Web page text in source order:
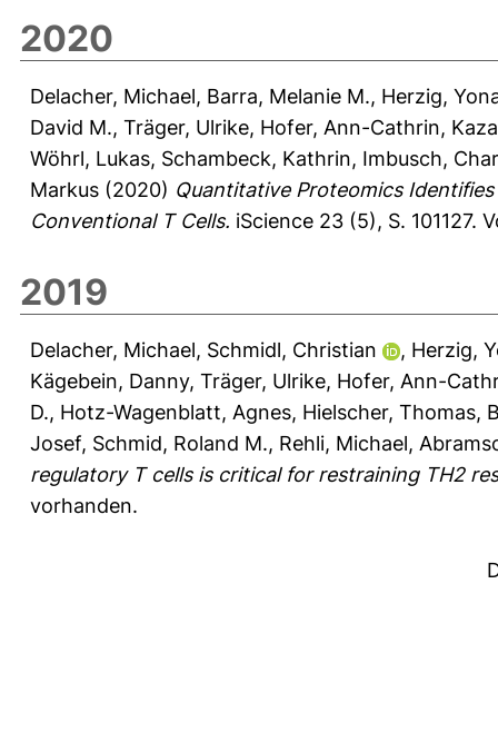
2020
Delacher, Michael, Barra, Melanie M., Herzig,
David M., Träger, Ulrike, Hofer, Ann-Cathrin,
Wöhrl, Lukas, Schambeck, Kathrin, Imbusch,
Markus (2020) Quantitative Proteomics
Conventional T Cells. iScience 23 (5), S. 101127.
2019
Delacher, Michael, Schmidl, Christian , Herzig,
Kägebein, Danny, Träger, Ulrike, Hofer, Ann-
D., Hotz-Wagenblatt, Agnes, Hielscher, Thomas,
Josef, Schmid, Roland M., Rehli, Michael,
regulatory T cells is critical for restraining TH2
vorhanden.